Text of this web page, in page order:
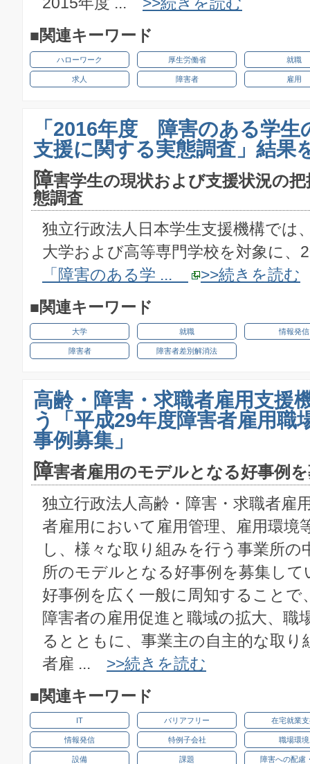
■関連キーワード
ハローワーク 厚生労働省 就職
求人 障害者 雇用
「2016年度 障害のある学生
支援に関する実態調査」結果
障害学生の現状および支援状況の
態調査
独立行政法人日本学生支援機構では
大学および高等専門学校を対象に、
「障害のある学 ...
>>続きを読む
■関連キーワード
大学 就職 情報発信
障害者 障害者差別解消法
高齢・障害・求職者雇用支援
う「平成29年度障害者雇用職
事例募集」
障害者雇用のモデルとなる好事例
独立行政法人高齢・障害・求職者雇
者雇用において雇用管理、雇用環境
し、様々な取り組みを行う事業所の
所のモデルとなる好事例を募集し
好事例を広く一般に周知することで
障害者の雇用促進と職域の拡大、職
るとともに、事業主の自主的な取り
者雇 ... >>続きを読む
■関連キーワード
IT バリアフリー 在宅就業
情報発信 特例子会社 職場環境
設備 課題 障害への配慮